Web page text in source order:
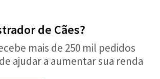
de Cães?
mais de 250 mil pedidos
ajudar a aumentar sua renda